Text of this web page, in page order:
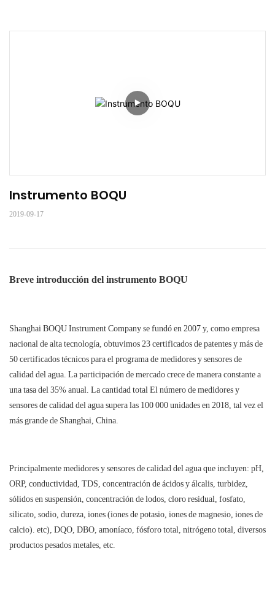
Instrumento BOQU
2019-09-17
Breve introducción del instrumento BOQU
Shanghai BOQU Instrument Company se fundó en 2007 y, como empresa
nacional de alta tecnología, obtuvimos 23 certificados de patentes y más de
50 certificados técnicos para el programa de medidores y sensores de
calidad del agua. La participación de mercado crece de manera constante a
una tasa del 35% anual. La cantidad total El número de medidores y
sensores de calidad del agua supera las 100 000 unidades en 2018, tal vez el
más grande de Shanghai, China.
Principalmente medidores y sensores de calidad del agua que incluyen: pH,
ORP, conductividad, TDS, concentración de ácidos y álcalis, turbidez,
sólidos en suspensión, concentración de lodos, cloro residual, fosfato,
silicato, sodio, dureza, iones (iones de potasio, iones de magnesio, iones de
calcio). etc), DQO, DBO, amoníaco, fósforo total, nitrógeno total, diversos
productos pesados metales, etc.